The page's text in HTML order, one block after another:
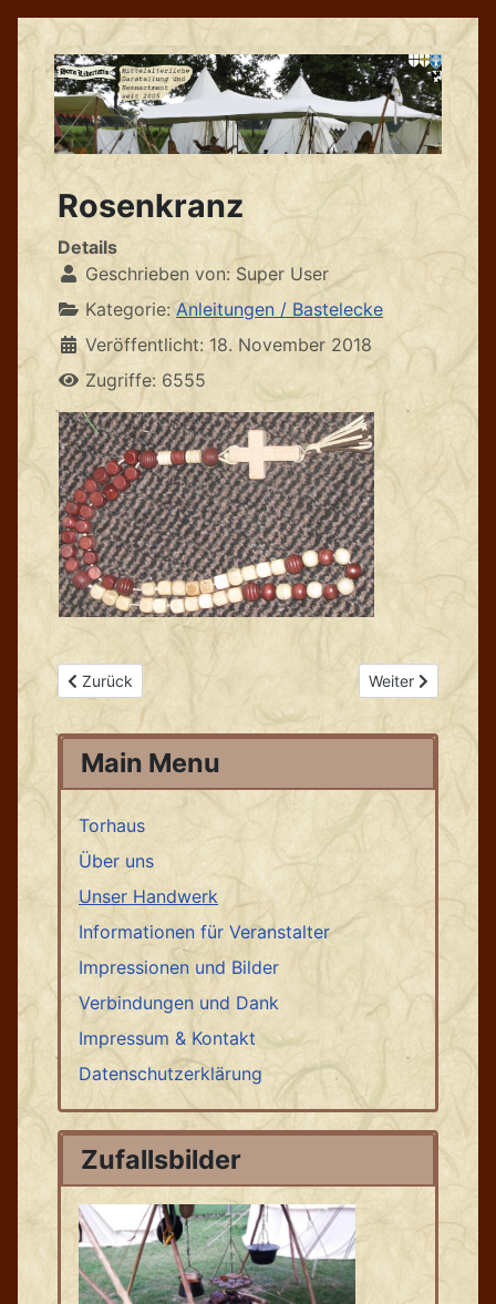
Main Menu
Torhaus
Über uns
Unser Handwerk
Informationen für Veranstalter
Impressionen und Bilder
Verbindungen und Dank
Impressum & Kontakt
Datenschutzerklärung
Zufallsbilder
Rosenkranz
Details
Geschrieben von: Super User
Kategorie: Anleitungen / Bastelecke
Veröffentlicht: 18. November 2018
Zugriffe: 6555
Vorheriger Beitrag: Brettchenweben
Zurück Nächster
Weiter